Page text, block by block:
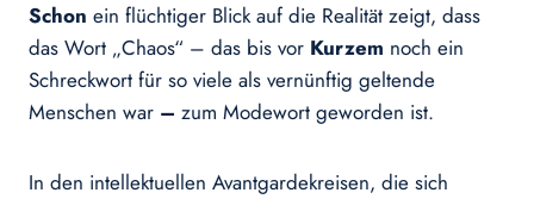
Schon ein flüchtiger Blick auf die Realität zeigt, dass
das Wort „Chaos“ – das bis vor Kurzem noch ein
Schreckwort für so viele als vernünftig geltende
Menschen war – zum Modewort geworden ist.
In den intellektuellen Avantgardekreisen, die sich